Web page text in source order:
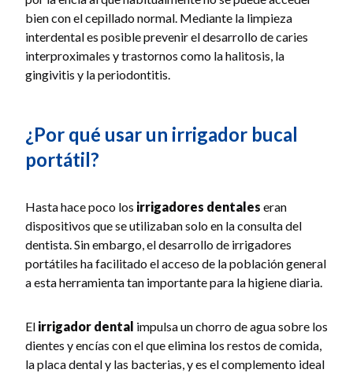
bien con el cepillado normal. Mediante la limpieza
interdental es posible prevenir el desarrollo de caries
interproximales y trastornos como la halitosis, la
gingivitis y la periodontitis.
¿Por qué usar un irrigador bucal
portátil?
Hasta hace poco los irrigadores dentales eran
dispositivos que se utilizaban solo en la consulta del
dentista. Sin embargo, el desarrollo de irrigadores
portátiles ha facilitado el acceso de la población general
a esta herramienta tan importante para la higiene diaria.
El irrigador dental impulsa un chorro de agua sobre los
dientes y encías con el que elimina los restos de comida,
la placa dental y las bacterias, y es el complemento ideal